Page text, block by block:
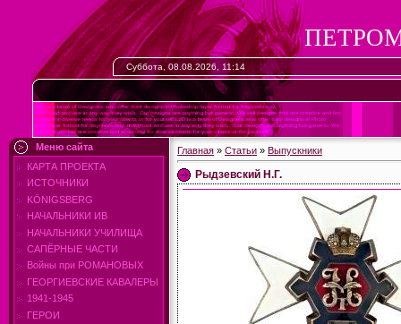
Суббота, 08.08.2026, 11:14
Меню сайта
КАРТА ПРОЕКТА
ИСТОЧНИКИ
KÖNIGSBERG
НАЧАЛЬНИКИ ИВ
НАЧАЛЬНИКИ УЧИЛИЩА
САПЁРНЫЕ ЧАСТИ
Войны при РОМАНОВЫХ
ГЕОРГИЕВСКИЕ КАВАЛЕРЫ
1941-1945
ГЕРОИ
Главная » Статьи » Выпускники
Рыдзевский Н.Г.